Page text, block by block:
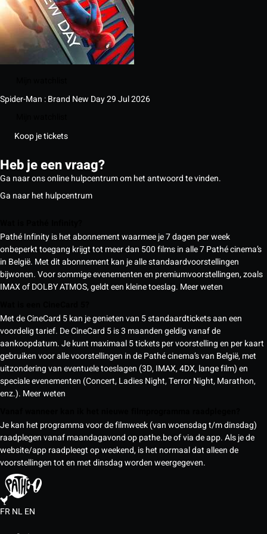
Spider-Man : Brand New Day29 Jul 2026
Koop je tickets
Heb je een vraag?
Ga naar ons online hulpcentrum om het antwoord te vinden.
Ga naar het hulpcentrum
Pathé Infinity is het abonnement waarmee je 7 dagen per week
onbeperkt toegang krijgt tot meer dan 500 films in alle 7 Pathé cinema’s
in België. Met dit abonnement kan je alle standaardvoorstellingen
bijwonen. Voor sommige evenementen en premiumvoorstellingen, zoals
IMAX of DOLBY ATMOS, geldt een kleine toeslag. Meer weten
Met de CineCard 5 kan je genieten van 5 standaardtickets aan een
voordelig tarief. De CineCard 5 is 3 maanden geldig vanaf de
aankoopdatum. Je kunt maximaal 5 tickets per voorstelling en per kaart
gebruiken voor alle voorstellingen in de Pathé cinema’s van België, met
uitzondering van eventuele toeslagen (3D, IMAX, 4DX, lange film) en
speciale evenementen (Concert, Ladies Night, Terror Night, Marathon,
enz.). Meer weten
Je kan het programma voor de filmweek (van woensdag t/m dinsdag)
raadplegen vanaf maandagavond op pathe.be of via de app. Als je de
website/app raadpleegt op weekend, is het normaal dat alleen de
voorstellingen tot en met dinsdag worden weergegeven.
FRNLEN